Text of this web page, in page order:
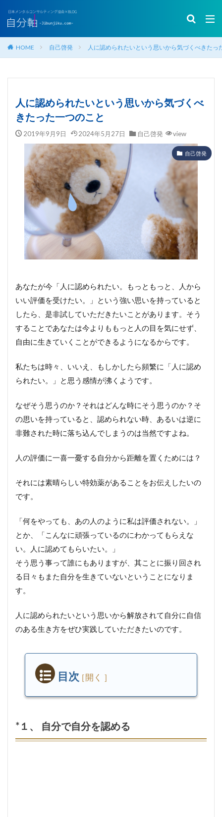
HOME 自己啓発 人に認められたいという思いから気づくべきたっ
人に認められたいという思いから気づくべ
きたった一つのこと
2019年9月9日 2024年5月27日 自己啓発 view
自己啓発
あなたが今「人に認められたい。もっともっと、人から
いい評価を受けたい。」という強い思いを持っていると
したら、是非試していただきたいことがあります。そう
することであなたは今よりももっと人の目を気にせず、
自由に生きていくことができるようになるからです。
私たちは時々、いいえ、もしかしたら頻繁に「人に認め
られたい。」と思う感情が沸くようです。
なぜそう思うのか？それはどんな時にそう思うのか？そ
の思いを持っていると、認められない時、あるいは逆に
非難された時に落ち込んでしまうのは当然ですよね。
人の評価に一喜一憂する自分から距離を置くためには？
それには素晴らしい特効薬があることをお伝えしたいの
です。
「何をやっても、あの人のように私は評価されない。」
とか、「こんなに頑張っているのにわかってもらえな
い。人に認めてもらいたい。」
そう思う事って誰にもありますが、其ことに振り回され
る日々もまた自分を生きていないということになりま
す。
人に認められたいという思いから解放されて自分に自信
のある生き方をぜひ実践していただきたいのです。
目次
で自
分を
認め
*１、 自分で自分を認める